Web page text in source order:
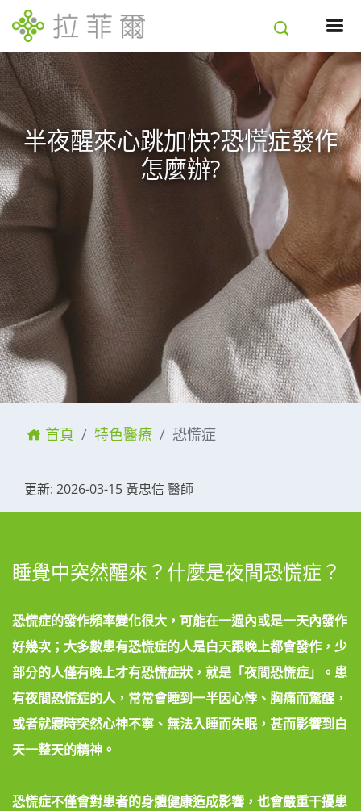
半夜醒來心跳加快?恐慌症發作
怎麼辦?
首頁 特色醫療 恐慌症
更新: 2026-03-15 黃忠信 醫師
睡覺中突然醒來？什麼是夜間恐慌症？
恐慌症的發作頻率變化很大，可能在一週內或是一天內發作
好幾次；大多數患有恐慌症的人是白天跟晚上都會發作，少
部分的人僅有晚上才有恐慌症狀，就是「夜間恐慌症」。患
有夜間恐慌症的人，常常會睡到一半因心悸、胸痛而驚醒，
或者就寢時突然心神不寧、無法入睡而失眠，甚而影響到白
天一整天的精神。
恐慌症不僅會對患者的身體健康造成影響，也會嚴重干擾患